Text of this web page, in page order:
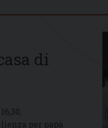
di
per papà